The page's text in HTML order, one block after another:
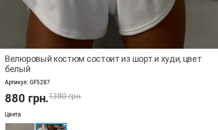
Велюровый костюм состоит из шорт и худи, цвет
белый
Артикул: GF5287
880 грн.1380 грн.
Цвета